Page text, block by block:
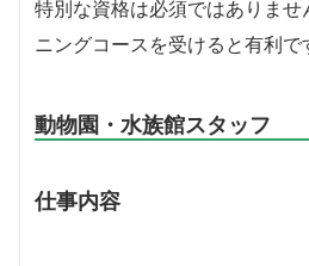
特別な資格は必須ではありま
ニングコースを受けると有利で
動物園・水族館スタッフ
仕事内容